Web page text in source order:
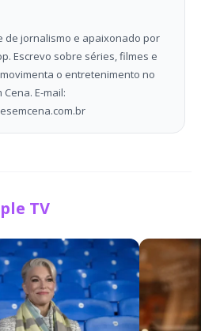
de jornalismo e apaixonado por
Escrevo sobre séries, filmes e
o entretenimento no
Cena. E-mail:
TV